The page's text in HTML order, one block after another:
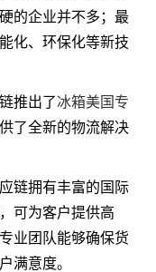
的企业并不多；最
化、环保化等新技
推出了冰箱美国专
了全新的物流解决
链拥有丰富的国际
可为客户提供高
业团队能够确保货
满意度。